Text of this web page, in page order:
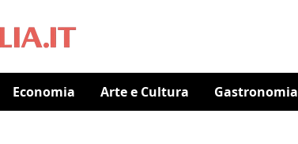
Economia Arte e Cultura Gastronomia